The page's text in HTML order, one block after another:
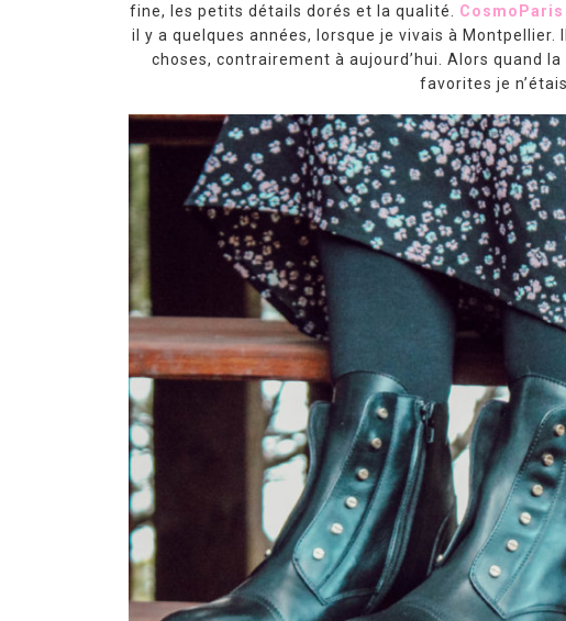
fine, les petits détails dorés et la qualité. CosmoParis
il y a quelques années, lorsque je vivais à
choses, contrairement à aujourd’hui. Alors quand
favorites je